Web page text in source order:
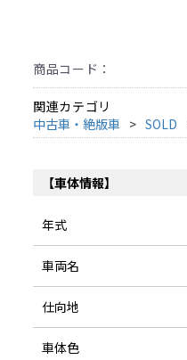
商品コード：
関連カテゴリ
中古車・絶版車
SOLD
【車体情報】
年式
車両名
仕向地
車体色